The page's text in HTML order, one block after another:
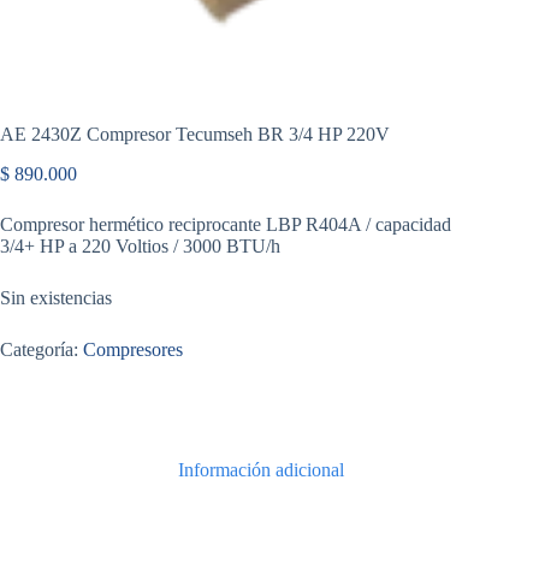
AE 2430Z Compresor Tecumseh BR 3/4 HP 220V
$ 890.000
Compresor hermético reciprocante LBP R404A / capacidad
3/4+ HP a 220 Voltios / 3000 BTU/h
Sin existencias
Categoría: Compresores
Información adicional